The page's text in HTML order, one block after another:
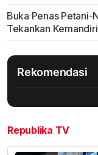
Buka Penas Petani-
Tekankan
Rekomendasi
Republika TV